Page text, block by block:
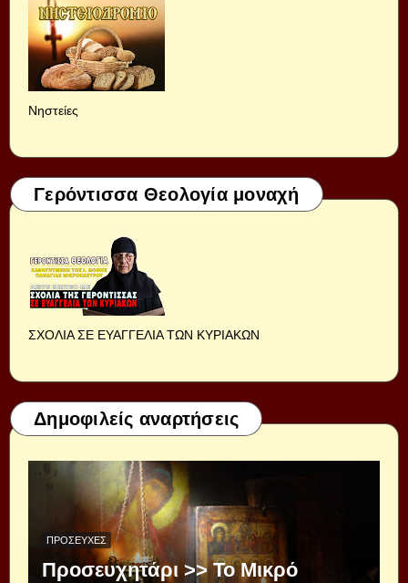
Νηστείες
Γερόντισσα Θεολογία μοναχή
ΣΧΟΛΙΑ ΣΕ ΕΥΑΓΓΕΛΙΑ ΤΩΝ ΚΥΡΙΑΚΩΝ
Δημοφιλείς αναρτήσεις
ΠΡΟΣΕΥΧΈΣ
Προσευχητάρι >> Το Μικρό